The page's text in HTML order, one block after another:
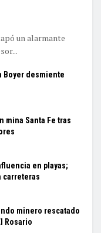
un alarmante
Boyer desmiente
mina Santa Fe tras
en playas;
carreteras
minero rescatado
Rosario